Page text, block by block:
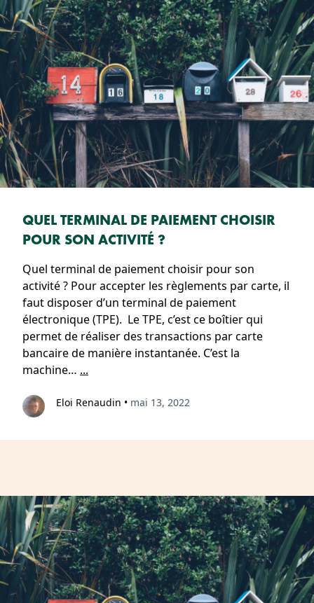
QUEL TERMINAL DE PAIEMENT CHOISIR
POUR SON ACTIVITÉ ?
Quel terminal de paiement choisir pour son
activité ? Pour accepter les règlements par carte, il
faut disposer d’un terminal de paiement
électronique (TPE). Le TPE, c’est ce boîtier qui
permet de réaliser des transactions par carte
bancaire de manière instantanée. C’est la
machine… ...
Eloi Renaudin • mai 13, 2022